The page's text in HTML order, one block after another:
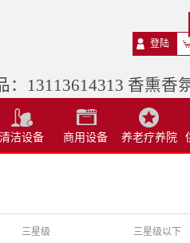
登陆
13113614313 香熏香
清洁设备 商用设备 养老疗养院
三星级 三星级以下